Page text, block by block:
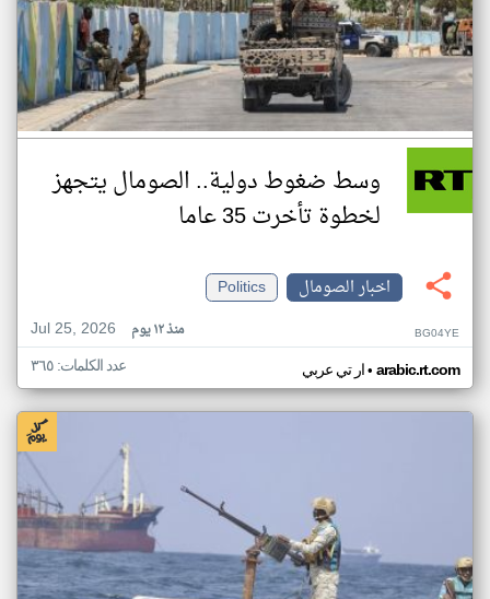
وسط ضغوط دولية.. الصومال يتجهز
لخطوة تأخرت 35 عاما
اخبار الصومال
Politics
Jul 25, 2026
منذ ١٢ يوم BG04YE
ار تي عربي• arabic.rt.com عدد الكلمات: ٣٦٥